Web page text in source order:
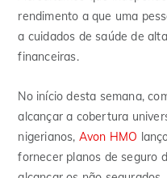
rendimento a que uma
a cuidados de saúde de
financeiras.
No início desta semana,
alcançar a cobertura
nigerianos, Avon HMO
fornecer planos de seguro